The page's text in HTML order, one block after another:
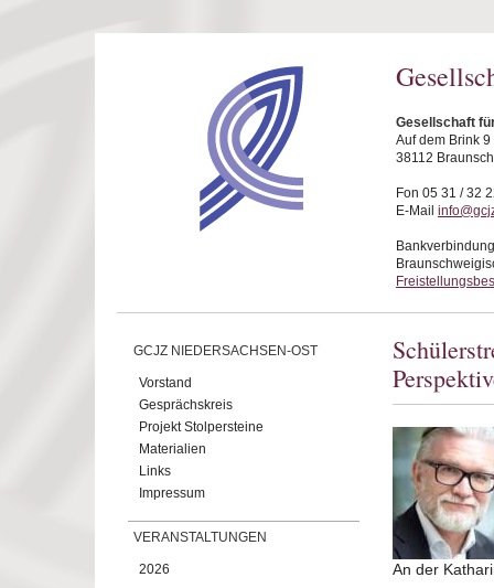
Gesellschaft
Auf dem Brink 9
38112
Fon 05 31 / 32
E-Mail
GCJZ NIEDERSACHSEN-OST
Vorstand
Gesprächskreis
Projekt Stolpersteine
Materialien
Links
Impressum
VERANSTALTUNGEN
2026
An der